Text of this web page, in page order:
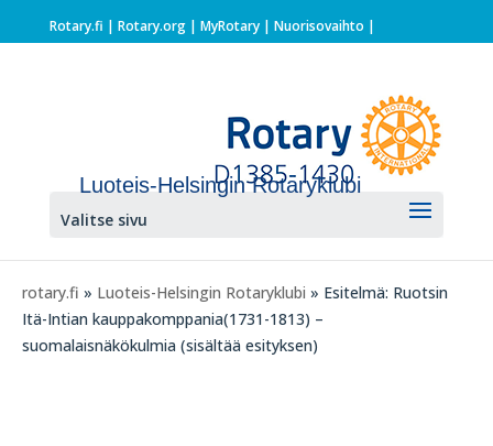
Rotary.fi | Rotary.org| MyRotary | Nuorisovaihto |
Luoteis-Helsingin Rotaryklubi
Valitse sivu
rotary.fi » Luoteis-Helsingin Rotaryklubi » Esitelmä: Ruotsin
Itä-Intian kauppakomppania(1731-1813) –
suomalaisnäkökulmia (sisältää esityksen)